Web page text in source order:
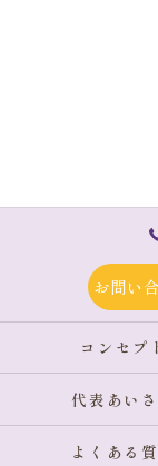
お問い
コンセプ
代表あい
よくある